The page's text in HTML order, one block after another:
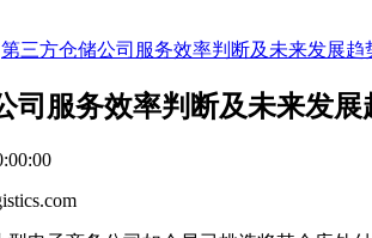
第三方仓储公司服务效率判断及未来发展趋
司服务效率判断及未来发展